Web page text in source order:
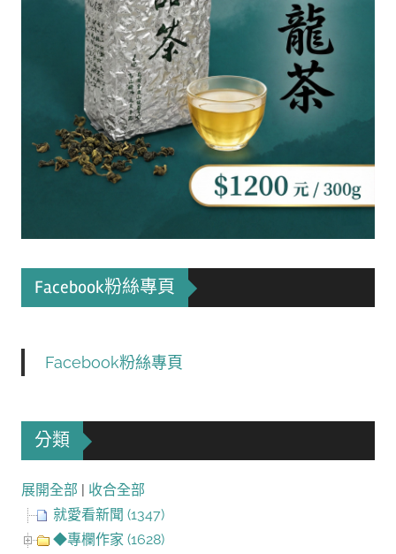
Facebook粉絲專頁
Facebook粉絲專頁
分類
展開全部 | 收合全部
就愛看新聞 (1347)
◆專欄作家 (1628)